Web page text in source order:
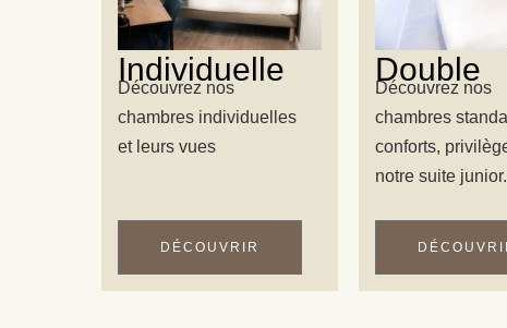
Individuelle
Découvrez nos
chambres individuelles
et leurs vues
DÉCOUVRIR
Double
Découvrez nos
chambres
conforts,
notre suite junior.